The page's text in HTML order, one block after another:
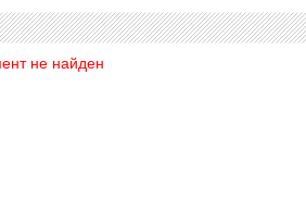
не найден